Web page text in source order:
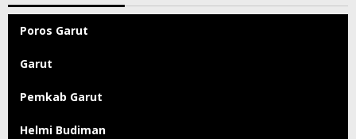
Poros Garut
Garut
Pemkab Garut
Helmi Budiman